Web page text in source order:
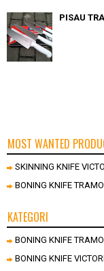
PISAU
MOST WANTED
SKINNING KNIFE
BONING KNIFE
KATEGORI
BONING KNIFE
BONING KNIFE